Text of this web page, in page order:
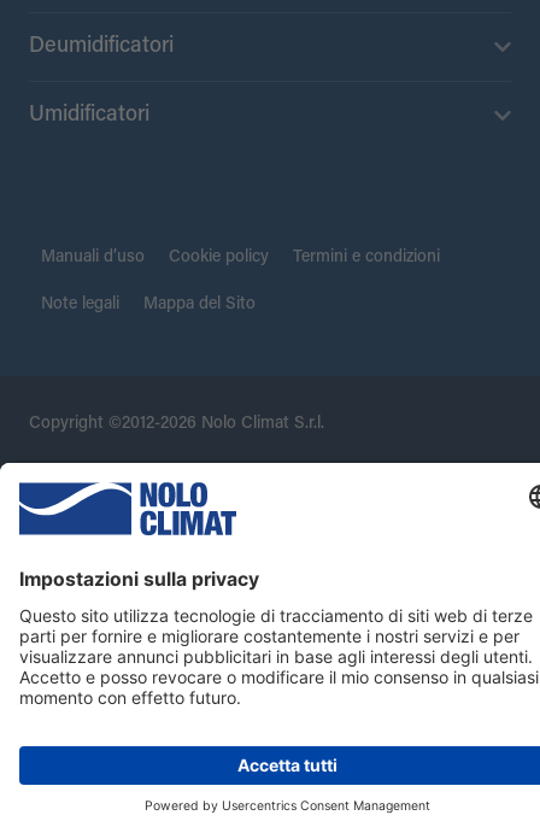
Deumidificatori
Umidificatori
Manuali d’uso Cookie policy Termini e condizioni
Note legali Mappa del Sito
Copyright ©2012-2026 Nolo Climat S.r.l.